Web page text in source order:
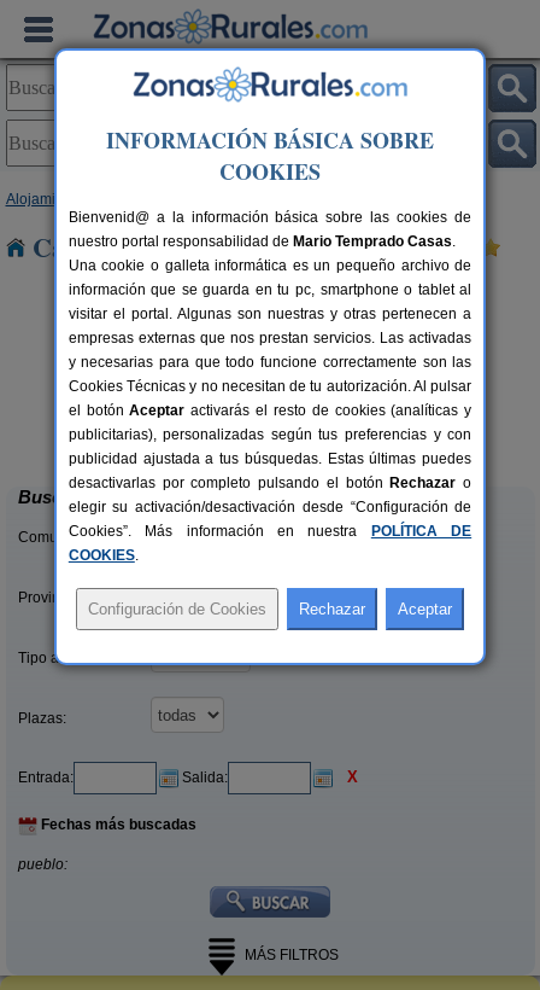
Alojamientos
Casas Rurales cerca de Moriles
10-12 pers.
desde27 €
Casa Rural La Cruz de San Pedro
Añora (Córdoba)
Buscar
Comunidades:
Provincias/Islas:
Tipo alquiler:
Plazas:
Entrada: Salida: X
Fechas más buscadas
pueblo:
MÁS FILTROS
INFORMACIÓN BÁSICA SOBRE
COOKIES
Bienvenid@ a la información básica sobre las cookies de
nuestro portal responsabilidad de Mario Temprado Casas.
Una cookie o galleta informática es un pequeño archivo de
información que se guarda en tu pc, smartphone o tablet al
visitar el portal. Algunas son nuestras y otras pertenecen a
empresas externas que nos prestan servicios. Las activadas
y necesarias para que todo funcione correctamente son las
Cookies Técnicas y no necesitan de tu autorización. Al pulsar
el botónAceptar activarás el resto de cookies (analíticas y
publicitarias), personalizadas según tus preferencias y con
publicidad ajustada a tus búsquedas. Estas últimas puedes
desactivarlas por completo pulsando el botón Rechazar o
elegir su activación/desactivación desde “Configuración de
Cookies”. Más información en nuestra
POLÍTICA DE
COOKIES.